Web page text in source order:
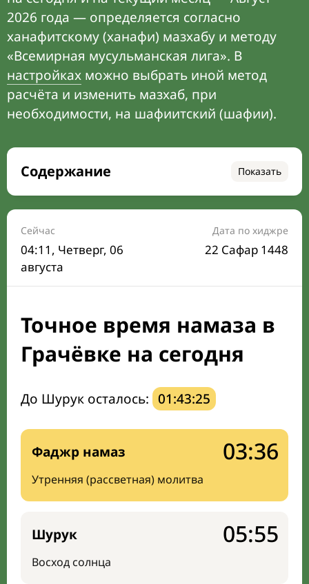
2026 года — определяется согласно
ханафитскому (ханафи) мазхабу и методу
«Всемирная мусульманская лига». В
настройках можно выбрать иной метод
расчёта и изменить мазхаб, при
необходимости, на шафиитский (шафии).
Содержание Показать
Время намаза на сегодня
Расписание на месяц
Время Сухура и Ифтара на сегодня
Календарь рамадана
Направление киблы
Сейчас
04:11 , Четверг, 06
августа
Дата по хиджре
22 Сафар 1448
Точное время намаза в
Грачёвке на сегодня
До Шурук осталось: 01:43:24
Фаджр намаз
Утренняя (рассветная) молитва
03:36
Шурук
Восход солнца
05:55